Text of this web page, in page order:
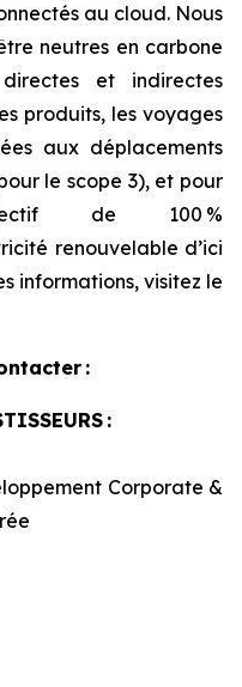
au cloud. Nous
neutres en carbone
et indirectes
produits, les voyages
aux déplacements
le scope 3), et pour
de 100 %
renouvelable d’ici
informations, visitez le
:
:
Corporate &